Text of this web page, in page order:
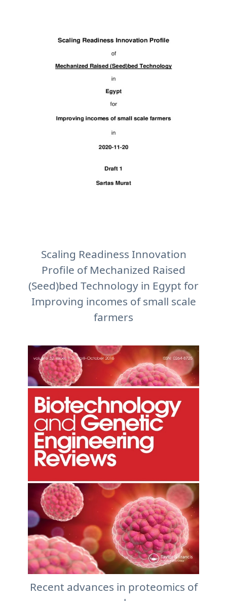
Scaling Readiness Innovation
Profile of Mechanized Raised
(Seed)bed Technology in Egypt for
Improving incomes of small scale
farmers
Recent advances in proteomics of